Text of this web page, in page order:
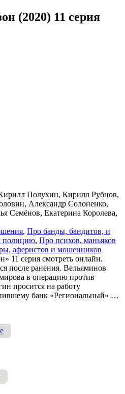
(2020) 11 серия
Полухин, Кирилл Рубцов,
Александр Солоненко,
Семёнов, Екатерина Королева,
, Про бан­ды, бан­ди­тов, и
по­ли­цию, Про пси­хов, мань­я­ков
афе­ри­стов и мо­шен­ни­ков
11 серия смотреть онлайн.
после ранения. Вельяминов
в операцию против
просится на работу
банк «Региональный» …